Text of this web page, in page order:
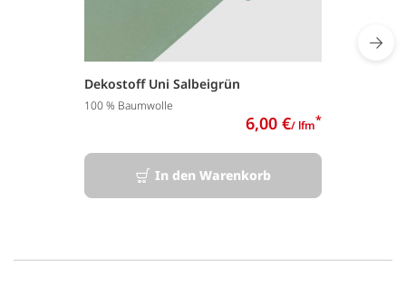
Dekostoff Uni Salbeigrün
100 % Baumwolle
6,00 €/ lfm*
In den Warenkorb